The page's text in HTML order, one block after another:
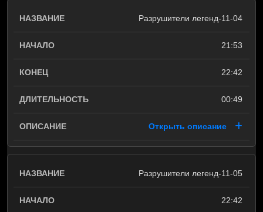
Разрушители легенд-11-04
21:53
22:42
00:49
Открыть описание
Разрушители легенд-11-05
22:42